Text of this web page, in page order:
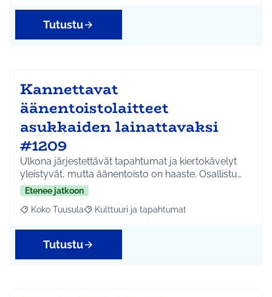
Tutustu
Kannettavat
äänentoistolaitteet
asukkaiden lainattavaksi
#1209
Ulkona järjestettävät tapahtumat ja kiertokävelyt
yleistyvät, mutta äänentoisto on haaste. Osallistu…
Etenee jatkoon
Rajaa tulokset aihepiirin mukaan: Koko Tuusula
Koko Tuusula Rajaa tulokset teeman mukaan: Kulttuuri ja
Kulttuuri ja tapahtumat
Tutustu